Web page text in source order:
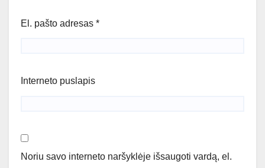
El. pašto adresas *
Interneto puslapis
Noriu savo interneto naršyklėje išsaugoti vardą, el.